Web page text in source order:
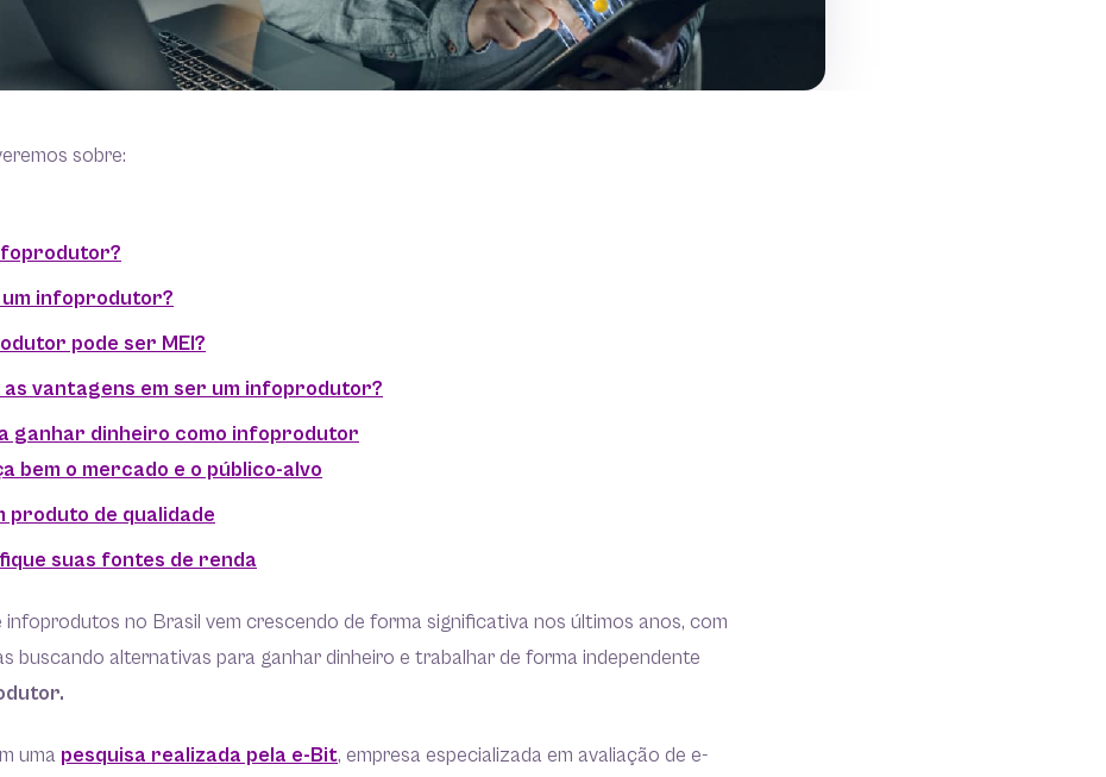
sobre:
um infoprodutor?
pode ser MEI?
as vantagens em ser um infoprodutor?
ganhar dinheiro como infoprodutor
bem o mercado e o público-alvo
produto de qualidade
suas fontes de renda
infoprodutos no Brasil vem crescendo de forma significativa nos últimos anos, com
buscando alternativas para ganhar dinheiro e trabalhar de forma independente
uma pesquisa realizada pela e-Bit, empresa especializada em avaliação de e-